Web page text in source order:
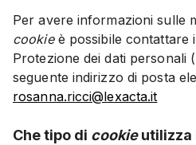
Per avere informazioni sulle
cookieè possibile contattare
Protezione dei dati personali
seguente indirizzo di posta
rosanna.ricci@lexacta.it
Che tipo di cookieutilizza